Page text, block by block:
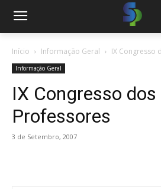
Início Informação Geral IX Congresso
Informação Geral
IX Congresso dos
Professores
3 de Setembro, 2007